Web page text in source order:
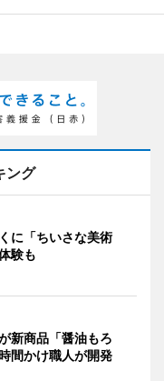
ング
に「ちいさな美術
験も
新商品「醤油もろ
間かけ職人が開発